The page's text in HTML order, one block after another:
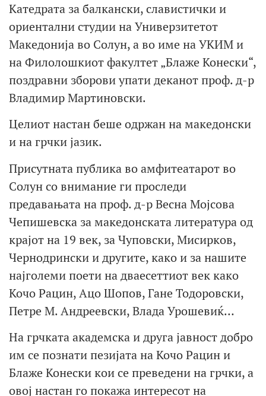
Катедрата за балкански, славистички и
ориентални студии на Универзитетот
Македонија во Солун, а во име на УКИМ и
на Филолошкиот факултет „Блаже Конески“,
поздравни зборови упати деканот проф. д-р
Владимир Мартиновски.
Целиот настан беше одржан на македонски
и на грчки јазик.
Присутната публика во амфитеатарот во
Солун со внимание ги проследи
предавањата на проф. д-р Весна Мојсова
Чепишевска за македонската литература од
крајот на 19 век, за Чуповски, Мисирков,
Чернодрински и другите, како и за нашите
најголеми поети на дваесеттиот век како
Кочо Рацин, Ацо Шопов, Гане Тодоровски,
Петре М. Андреевски, Влада Урошевиќ…
На грчката академска и друга јавност добро
им се познати пезијата на Кочо Рацин и
Блаже Конески кои се преведени на грчки, а
овој настан го покажа интересот на